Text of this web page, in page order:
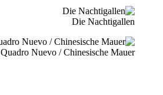
Die Nachtigallen
Quadro Nuevo / Chinesische Mauer